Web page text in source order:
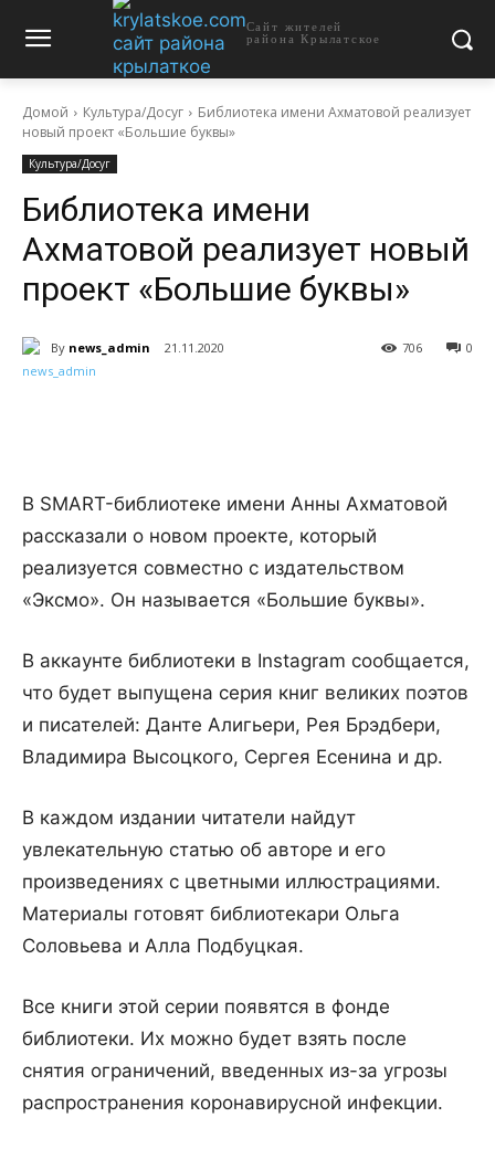
Сайт жителей
района Крылатское
Домой Культура/Досуг
Библиотека имени Ахматовой реализует
новый проект «Большие буквы»
Культура/Досуг
Библиотека имени
Ахматовой реализует новый
проект «Большие буквы»
By news_admin 21.11.2020 0
706
В SMART-библиотеке имени Анны Ахматовой
рассказали о новом проекте, который
реализуется совместно с издательством
«Эксмо». Он называется «Большие буквы».
В аккаунте библиотеки в Instagram сообщается,
что будет выпущена серия книг великих поэтов
и писателей: Данте Алигьери, Рея Брэдбери,
Владимира Высоцкого, Сергея Есенина и др.
В каждом издании читатели найдут
увлекательную статью об авторе и его
произведениях с цветными иллюстрациями.
Материалы готовят библиотекари Ольга
Соловьева и Алла Подбуцкая.
Все книги этой серии появятся в фонде
библиотеки. Их можно будет взять после
снятия ограничений, введенных из-за угрозы
распространения коронавирусной инфекции.